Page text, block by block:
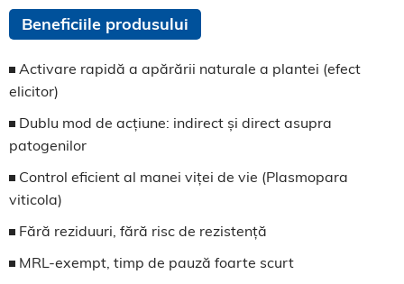
Beneficiile produsului
Activare rapidă a apărării naturale a plantei (efect
elicitor)
Dublu mod de acțiune: indirect și direct asupra
patogenilor
Control eficient al manei viței de vie (Plasmopara
viticola)
Fără reziduuri, fără risc de rezistență
MRL-exempt, timp de pauză foarte scurt